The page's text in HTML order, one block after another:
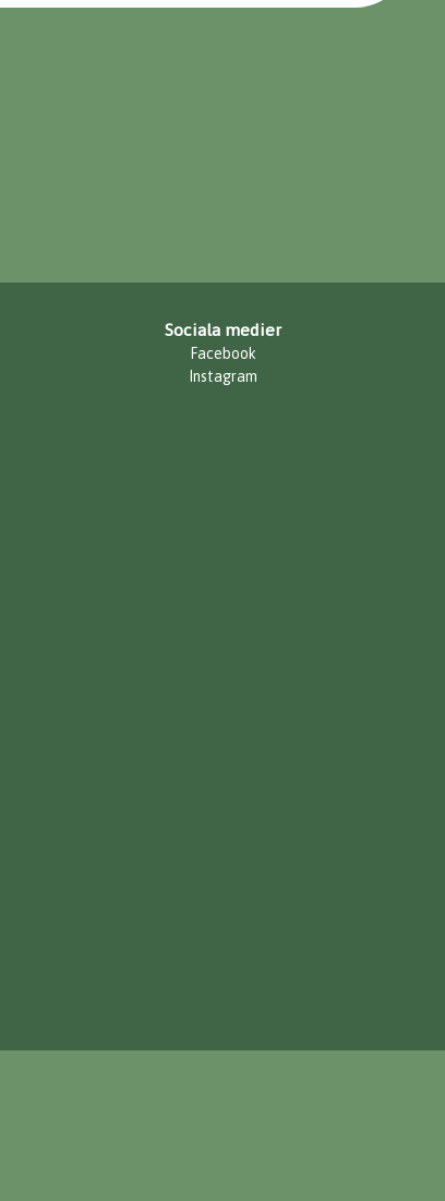
Sociala medier
Facebook
Instagram